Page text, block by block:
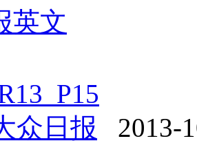
众日报
2013-